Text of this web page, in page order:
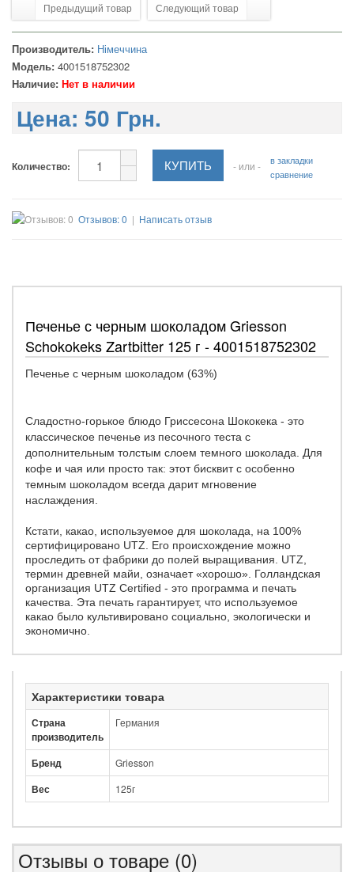
Предыдущий товар Следующий товар
Производитель: Німеччина
Модель: 4001518752302
Наличие: Нет в наличии
Цена: 50 Грн.
Количество: - или -
в закладки
сравнение
Отзывов: 0 | Написать отзыв
Печенье с черным шоколадом Griesson
Schokokeks Zartbitter 125 г - 4001518752302
Печенье с черным шоколадом (63%)
Сладостно-горькое блюдо Гриссесона Шококека - это
классическое печенье из песочного теста с
дополнительным толстым слоем темного шоколада. Для
кофе и чая или просто так: этот бисквит с особенно
темным шоколадом всегда дарит мгновение
наслаждения.
Кстати, какао, используемое для шоколада, на 100%
сертифицировано UTZ. Его происхождение можно
проследить от фабрики до полей выращивания. UTZ,
термин древней майи, означает «хорошо». Голландская
организация UTZ Certified - это программа и печать
качества. Эта печать гарантирует, что используемое
какао было культивировано социально, экологически и
экономично.
Характеристики товара
Страна
производитель
Германия
Бренд Griesson
Вес 125г
Отзывы о товаре (0)